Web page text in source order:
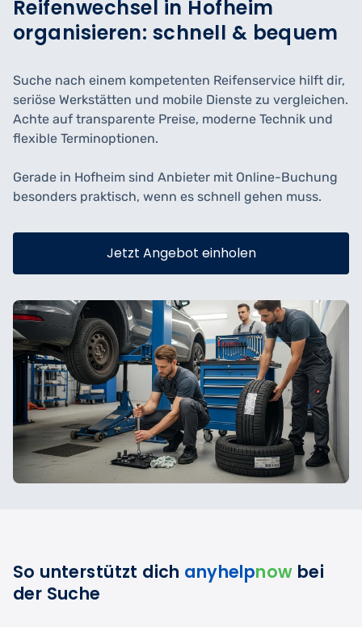
Reifenwechsel in Hofheim
organisieren: schnell & bequem
Suche nach einem kompetenten Reifenservice hilft dir,
seriöse Werkstätten und mobile Dienste zu vergleichen.
Achte auf transparente Preise, moderne Technik und
flexible Terminoptionen.
Gerade in Hofheim sind Anbieter mit Online-Buchung
besonders praktisch, wenn es schnell gehen muss.
Jetzt Angebot einholen
So unterstützt dich anyhelpnow bei
der Suche